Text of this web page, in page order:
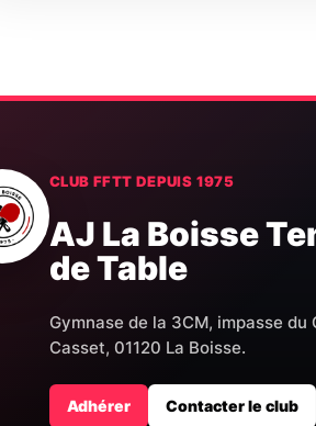
CLUB FFTT DEPUIS 1975
AJ La Boisse
de Table
Gymnase de la 3CM, impasse du
Casset, 01120 La Boisse.
Adhérer Contacter le club